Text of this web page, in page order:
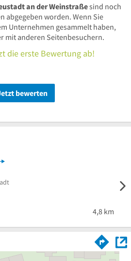
an der Weinstraßesind noch
abgegeben worden. Wenn Sie
Unternehmen gesammelt haben,
mit anderen Seitenbesuchern.
die erste Bewertung ab!
bewerten
4,8 km